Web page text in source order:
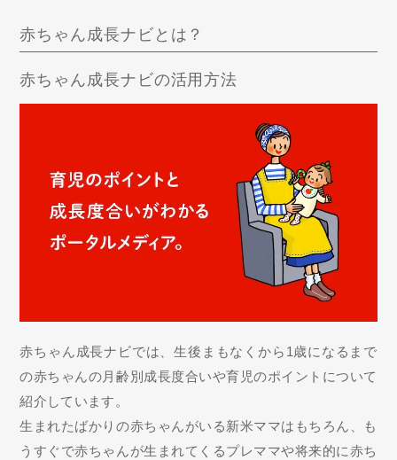
赤ちゃん成長ナビとは？
赤ちゃん成長ナビの活用方法
赤ちゃん成長ナビでは、生後まもなくから1歳になるまで
の赤ちゃんの月齢別成長度合いや育児のポイントについて
紹介しています。
生まれたばかりの赤ちゃんがいる新米ママはもちろん、も
うすぐで赤ちゃんが生まれてくるプレママや将来的に赤ち